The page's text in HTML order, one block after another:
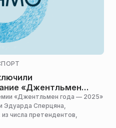
«Джентльмен
«Джентльмен года — 2025»
Эдуарда Сперцяна,
числа претендентов,